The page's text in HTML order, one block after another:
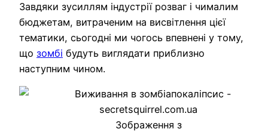
Завдяки зусиллям індустрії розваг і чималим
бюджетам, витраченим на висвітлення цієї
тематики, сьогодні ми чогось впевнені у тому,
що зомбі будуть виглядати приблизно
наступним чином.
Зображення з